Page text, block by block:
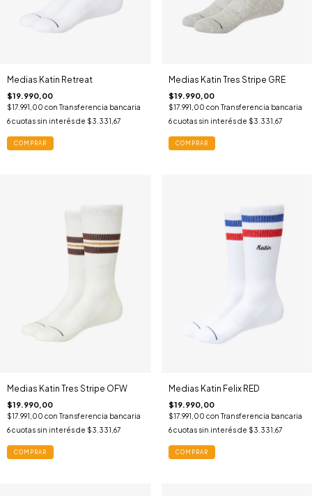
Medias Katin Retreat
$19.990,00
$17.991,00 con Transferencia bancaria
6cuotas sin interés de $3.331,67
COMPRAR
Medias Katin Tres Stripe GRE
$19.990,00
$17.991,00 con Transferencia bancaria
6 cuotas sin interés de $3.331,67
COMPRAR
Medias Katin Tres Stripe OFW
$19.990,00
$17.991,00 con Transferencia bancaria
6cuotas sin interés de $3.331,67
COMPRAR
Medias Katin Felix RED
$19.990,00
$17.991,00 con Transferencia bancaria
6 cuotas sin interés de $3.331,67
COMPRAR